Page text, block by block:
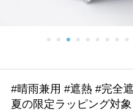
#晴雨兼用 #遮熱 #完全
夏の限定ラッピング対象